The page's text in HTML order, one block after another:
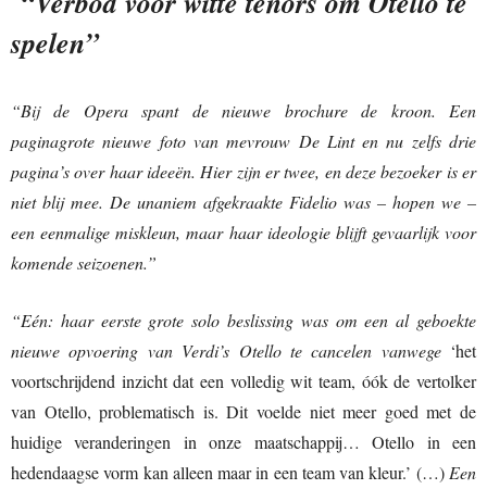
spelen”
“Bij de Opera spant de nieuwe brochure de kroon. Een
paginagrote nieuwe foto van mevrouw De Lint en nu zelfs drie
pagina’s over haar ideeën. Hier zijn er twee, en deze bezoeker is er
niet blij mee. De unaniem afgekraakte Fidelio was – hopen we –
een eenmalige miskleun, maar haar ideologie blijft gevaarlijk voor
komende seizoenen.”
“Eén: haar eerste grote solo beslissing was om een al geboekte
nieuwe opvoering van Verdi’s Otello te cancelen vanwege‘het
voortschrijdend inzicht dat een volledig wit team, óók de vertolker
van Otello, problematisch is. Dit voelde niet meer goed met de
huidige veranderingen in onze maatschappij… Otello in een
hedendaagse vorm kan alleen maar in een team van kleur.’ (…) Een